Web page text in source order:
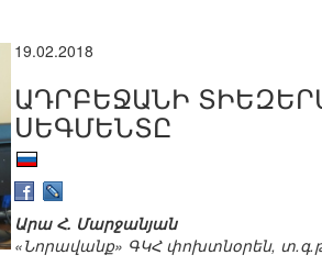
19.02.2018
ԱԴՐԲԵՋԱՆԻ
ՍԵԳՄԵՆՏԸ
Արա Հ. Մարջանյան
«Նորավանք» ԳԿՀ փոխտնօրեն,